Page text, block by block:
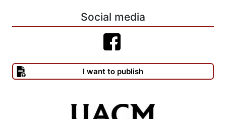
Social media
I want to publish